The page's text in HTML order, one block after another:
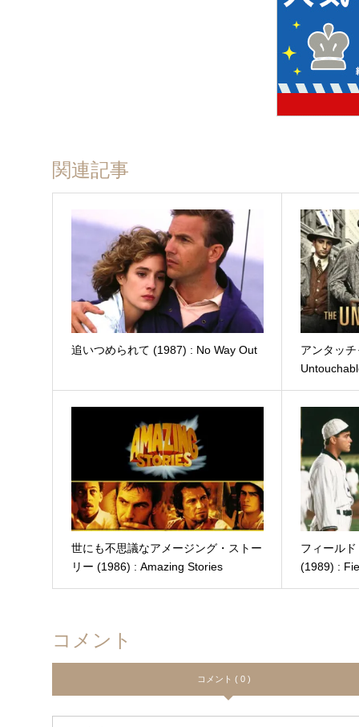
関連記事
追いつめられて (1987) : No Way Out
アンタッ
世にも不思議なアメージング・ストー
リー (1986) : Amazing Stories
フィール
(1989) :
コメント
コメント ( 0 )